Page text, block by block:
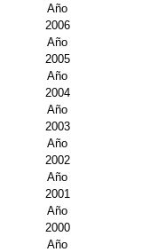
Año
2006
Año
2005
Año
2004
Año
2003
Año
2002
Año
2001
Año
2000
Año